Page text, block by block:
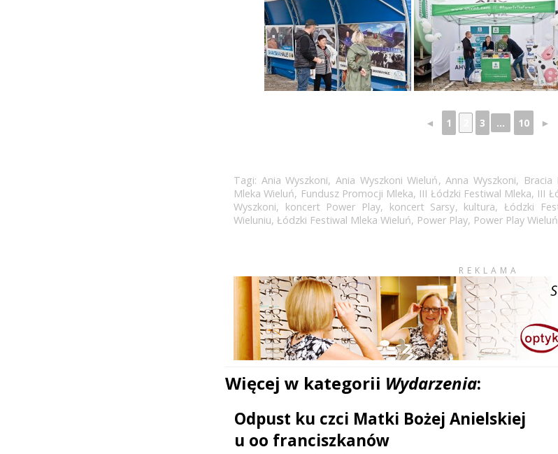
◄ 1 3 ... 10 ►
Tagi: Ania Wyszkoni,Ania Wyszkoni Wieluń,Anna Wyszkoni, Bracia
Mleka Wieluń, Fundusz Promocji Mleka, III Łódzki Festiwal Mleka, III
Wyszkoni, koncert Power Play, koncert Sarsy, kultura, Łódzki
Wieluniu, Łódzki Festiwal Mleka Wieluń, Power Play, Power Play Wieluń
REKLAMA
Więcej w kategorii Wydarzenia:
Odpust ku czci Matki Bożej Anielskiej
u oo franciszkanów